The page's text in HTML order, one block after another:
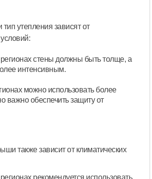
утепления зависят от
стены должны быть толще, а
интенсивным.
можно использовать более
важно обеспечить защиту от
также зависит от климатических
рекомендуется использовать